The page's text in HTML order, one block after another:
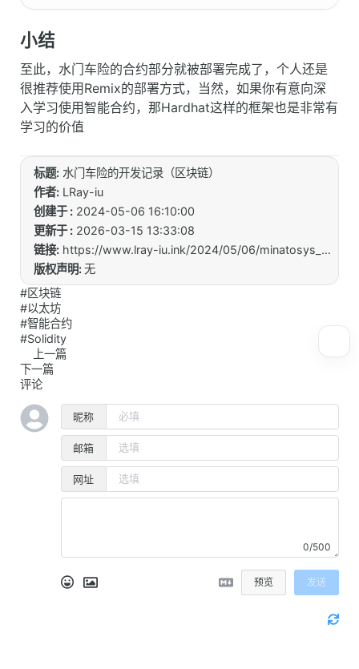
小结
至此，水门车险的合约部分就被部署完成了，个人还是
很推荐使用Remix的部署方式，当然，如果你有意向深
入学习使用智能合约，那Hardhat这样的框架也是非常有
学习的价值
标题: 水门车险的开发记录（区块链）
作者: LRay-iu
创建于 : 2024-05-06 16:10:00
更新于 : 2026-03-15 13:33:08
链接: https://www.lray-iu.ink/2024/05/06/minatosys_Blockchain_note/
版权声明:无
#区块链
#以太坊
#智能合约
#Solidity
上一篇
下一篇
评论
昵称
邮箱
网址
0/500
预览 发送